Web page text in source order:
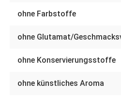
ohne Farbstoffe
ohne Glutamat/
ohne Konservierungsstoffe
ohne künstliches Aroma